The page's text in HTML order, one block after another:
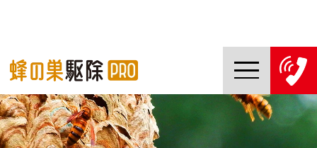
TOP
蜂の巣駆除PROについて